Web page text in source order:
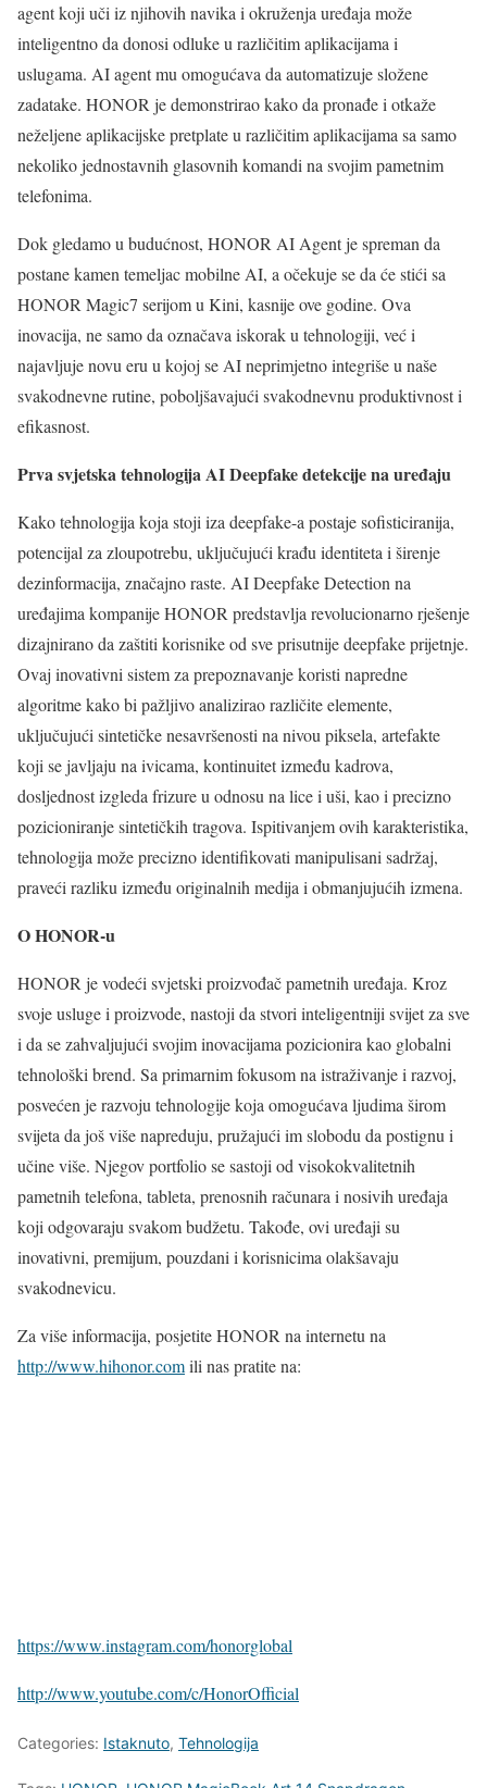
agent koji uči iz njihovih navika i okruženja uređaja može
inteligentno da donosi odluke u različitim aplikacijama i
uslugama. AI agent mu omogućava da automatizuje složene
zadatake. HONOR je demonstrirao kako da pronađe i otkaže
neželjene aplikacijske pretplate u različitim aplikacijama sa samo
nekoliko jednostavnih glasovnih komandi na svojim pametnim
telefonima.
Dok gledamo u budućnost, HONOR AI Agent je spreman da
postane kamen temeljac mobilne AI, a očekuje se da će stići sa
HONOR Magic7 serijom u Kini, kasnije ove godine. Ova
inovacija, ne samo da označava iskorak u tehnologiji, već i
najavljuje novu eru u kojoj se AI neprimjetno integriše u naše
svakodnevne rutine, poboljšavajući svakodnevnu produktivnost i
efikasnost.
Prva svjetska tehnologija AI Deepfake detekcije na uređaju
Kako tehnologija koja stoji iza deepfake-a postaje sofisticiranija,
potencijal za zloupotrebu, uključujući krađu identiteta i širenje
dezinformacija, značajno raste. AI Deepfake Detection na
uređajima kompanije HONOR predstavlja revolucionarno rješenje
dizajnirano da zaštiti korisnike od sve prisutnije deepfake prijetnje.
Ovaj inovativni sistem za prepoznavanje koristi napredne
algoritme kako bi pažljivo analizirao različite elemente,
uključujući sintetičke nesavršenosti na nivou piksela, artefakte
koji se javljaju na ivicama, kontinuitet između kadrova,
dosljednost izgleda frizure u odnosu na lice i uši, kao i precizno
pozicioniranje sintetičkih tragova. Ispitivanjem ovih karakteristika,
tehnologija može precizno identifikovati manipulisani sadržaj,
praveći razliku između originalnih medija i obmanjujućih izmena.
O HONOR-u
HONOR je vodeći svjetski proizvođač pametnih uređaja. Kroz
svoje usluge i proizvode, nastoji da stvori inteligentniji svijet za sve
i da se zahvaljujući svojim inovacijama pozicionira kao globalni
tehnološki brend. Sa primarnim fokusom na istraživanje i razvoj,
posvećen je razvoju tehnologije koja omogućava ljudima širom
svijeta da još više napreduju, pružajući im slobodu da postignu i
učine više. Njegov portfolio se sastoji od visokokvalitetnih
pametnih telefona, tableta, prenosnih računara i nosivih uređaja
koji odgovaraju svakom budžetu. Takođe, ovi uređaji su
inovativni, premijum, pouzdani i korisnicima olakšavaju
svakodnevicu.
Za više informacija, posjetite HONOR na internetu na
http://www.hihonor.comili nas pratite na:
https://www.instagram.com/honorglobal
http://www.youtube.com/c/HonorOfficial
Categories: Istaknuto, Tehnologija